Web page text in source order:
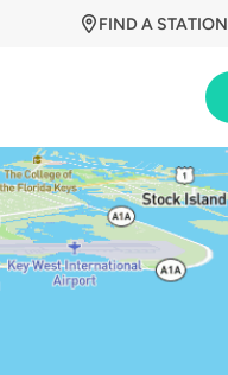
FIND A STATION